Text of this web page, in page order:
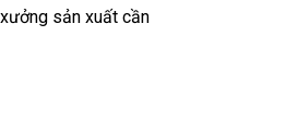
sản xuất cần